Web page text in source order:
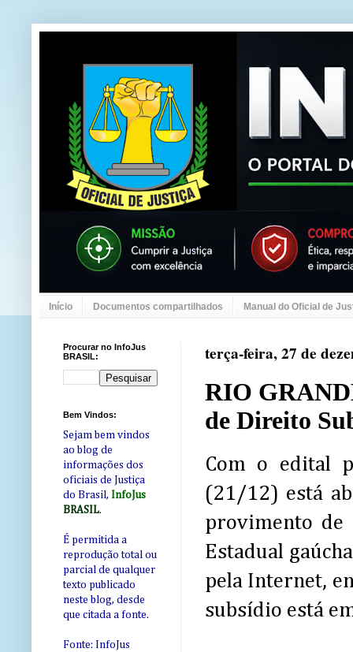
Início Documentos compartilhados Manual do Oficial de
terça-feira, 27 de
RIO
de Direito
Com o edital
(21/12) está
provimento de
Estadual
pela Internet,
subsídio está
Procurar no InfoJus
BRASIL:
Bem Vindos:
Sejam bem vindos
ao blog de
informações dos
oficiais de Justiça
do Brasil, InfoJus
BRASIL.
É permitida a
reprodução total ou
parcial de qualquer
texto publicado
neste blog, desde
que citada a fonte.
Fonte: InfoJus